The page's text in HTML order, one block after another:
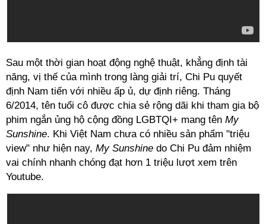
Sau một thời gian hoạt động nghệ thuật, khẳng định tài
năng, vị thế của mình trong làng giải trí, Chi Pu quyết
định Nam tiến với nhiều ấp ủ, dự định riêng. Tháng
6/2014, tên tuổi cô được chia sẻ rộng dãi khi tham gia bộ
phim ngắn ủng hộ cộng đồng LGBTQI+ mang tên My
Sunshine. Khi Việt Nam chưa có nhiều sản phẩm "triệu
view" như hiện nay, My Sunshine do Chi Pu đảm nhiệm
vai chính nhanh chóng đạt hơn 1 triệu lượt xem trên
Youtube.